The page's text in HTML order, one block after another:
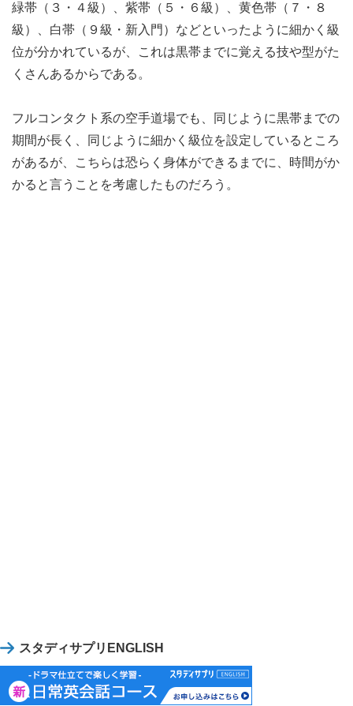
緑帯（３・４級）、紫帯（５・６級）、黄色帯（７・８
級）、白帯（９級・新入門）などといったように細かく級
位が分かれているが、これは黒帯までに覚える技や型がた
くさんあるからである。
フルコンタクト系の空手道場でも、同じように黒帯までの
期間が長く、同じように細かく級位を設定しているところ
があるが、こちらは恐らく身体ができるまでに、時間がか
かると言うことを考慮したものだろう。
スタディサプリENGLISH